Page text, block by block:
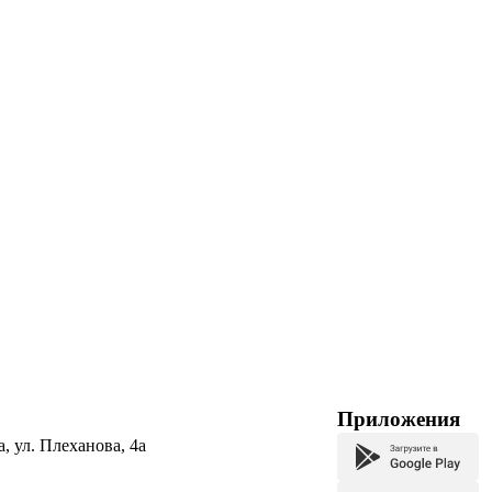
ул. Плеханова, 4а
Приложения